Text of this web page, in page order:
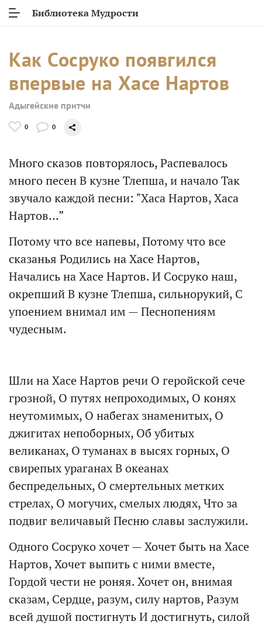
Библиотека Мудрости
Как Сосруко появгился
впервые на Хасе Нартов
Адыгейские притчи
0 0
Много сказов повторялось, Распевалось
много песен В кузне Тлепша, и начало Так
звучало каждой песни: "Хаса Нартов, Хаса
Нартов…”
Потому что все напевы, Потому что все
сказанья Родились на Хасе Нартов,
Начались на Хасе Нартов. И Сосруко наш,
окрепший В кузне Тлепша, сильнорукий, С
упоением внимал им — Песнопениям
чудесным.
Шли на Хасе Нартов речи О геройской сече
грозной, О путях непроходимых, О конях
неутомимых, О набегах знаменитых, О
джигитах непоборных, Об убитых
великанах, О туманах в высях горных, О
свирепых ураганах В океанах
беспредельных, О смертельных метких
стрелах, О могучих, смелых людях, Что за
подвиг величавый Песню славы заслужили.
Одного Сосруко хочет — Хочет быть на Хасе
Нартов, Хочет выпить с ними вместе,
Гордой чести не роняя. Хочет он, внимая
сказам, Сердце, разум, силу нартов, Разум
всей душой постигнуть И достигнуть, силой